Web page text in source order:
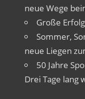
neue Wege
Große
Sommer,
neue Liegen
50 Jahre
Drei Tage lang